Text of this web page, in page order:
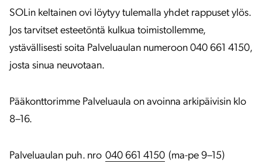
SOLin keltainen ovi löytyy tulemalla yhdet rappuset ylös.
Jos tarvitset esteetöntä kulkua toimistollemme,
ystävällisesti soita Palveluaulan numeroon 040 661 4150,
josta sinua neuvotaan.
Pääkonttorimme Palveluaula on avoinna arkipäivisin klo
8–16.
Palveluaulan puh. nro 040 661 4150 (ma-pe 9–15)